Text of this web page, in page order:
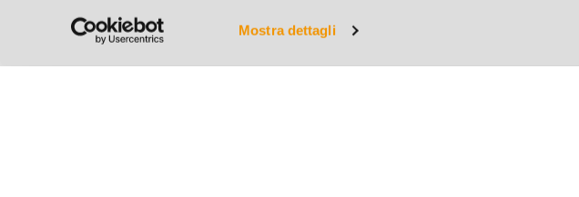
Mostra dettagli